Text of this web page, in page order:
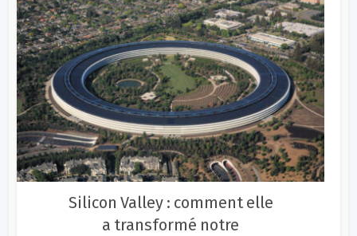
Silicon Valley : comment elle
a transformé notre